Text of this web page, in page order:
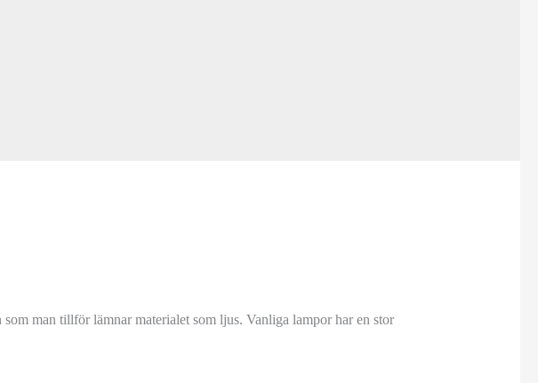
man tillför lämnar materialet som ljus. Vanliga lampor har en stor